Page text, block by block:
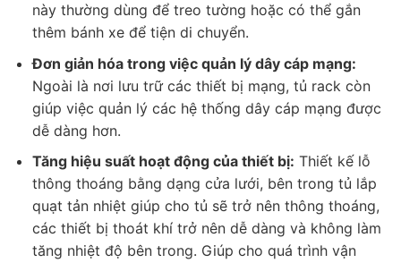
này thường dùng để treo tường hoặc có thể gắn
thêm bánh xe để tiện di chuyển.
Đơn giản hóa trong việc quản lý dây cáp mạng:
Ngoài là nơi lưu trữ các thiết bị mạng, tủ rack còn
giúp việc quản lý các hệ thống dây cáp mạng được
dễ dàng hơn.
Tăng hiệu suất hoạt động của thiết bị: Thiết kế lỗ
thông thoáng bằng dạng cửa lưới, bên trong tủ lắp
quạt tản nhiệt giúp cho tủ sẽ trở nên thông thoáng,
các thiết bị thoát khí trở nên dễ dàng và không làm
tăng nhiệt độ bên trong. Giúp cho quá trình vận